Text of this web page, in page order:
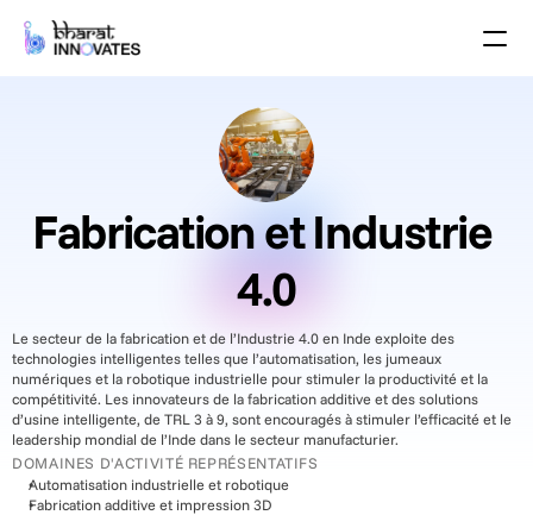
Programme des pitchs
Brochure
Événements passés
Select Language
French (France)
Fabrication et Industrie
4.0
Le secteur de la fabrication et de l’Industrie 4.0 en Inde exploite des
technologies intelligentes telles que l’automatisation, les jumeaux
numériques et la robotique industrielle pour stimuler la productivité et la
compétitivité. Les innovateurs de la fabrication additive et des solutions
d’usine intelligente, de TRL 3 à 9, sont encouragés à stimuler l’efficacité et le
leadership mondial de l’Inde dans le secteur manufacturier.
DOMAINES D'ACTIVITÉ REPRÉSENTATIFS
Automatisation industrielle et robotique
Fabrication additive et impression 3D